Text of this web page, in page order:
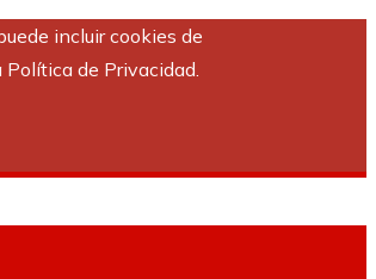
incluir cookies de
de Privacidad.